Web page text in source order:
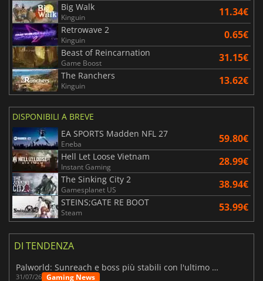
Big Walk
Kinguin 11.34€
Retrowave 2
Kinguin 0.65€
Beast of Reincarnation
Game Boost 31.15€
The Ranchers
Kinguin 13.62€
DISPONIBILI A BREVE
EA SPORTS Madden NFL 27
Eneba 59.80€
Hell Let Loose Vietnam
Instant Gaming 28.99€
The Sinking City 2
Gamesplanet US 38.94€
STEINS;GATE RE BOOT
Steam 53.99€
DI TENDENZA
Palworld: Sunreach e boss più stabili con l'ultimo update
31/07/26 Gaming News